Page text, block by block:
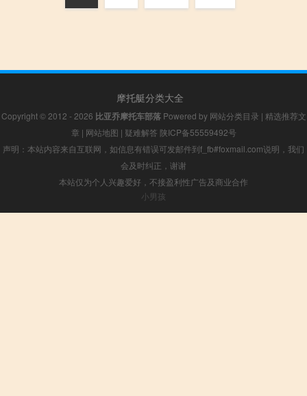
摩托艇分类大全
Copyright © 2012 - 2026 比亚乔摩托车部落Powered by 网站分类目录 | 精选推荐文
章 | 网站地图 | 疑难解答 陕ICP备55559492号
声明：本站内容来自互联网，如信息有错误可发邮件到f_fb#foxmail.com说明，我们
会及时纠正，谢谢
本站仅为个人兴趣爱好，不接盈利性广告及商业合作
小男孩